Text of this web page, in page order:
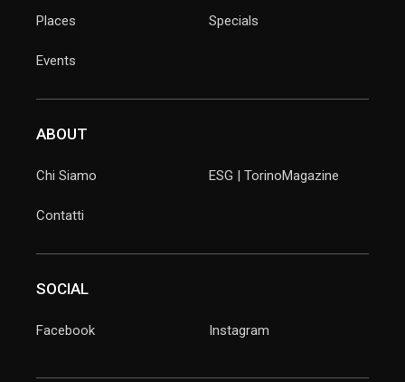
Places
Events
Specials
ABOUT
Chi Siamo
Contatti
ESG | TorinoMagazine
SOCIAL
Facebook Instagram